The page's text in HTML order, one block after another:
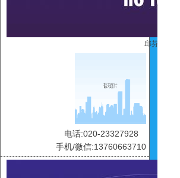
邱芬芬
电话:020-23327928
手机/微信:13760663710